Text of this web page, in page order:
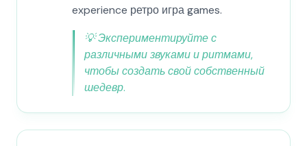
experience ретро игра games.
💡Экспериментируйте с
различными звуками и ритмами,
чтобы создать свой собственный
шедевр.